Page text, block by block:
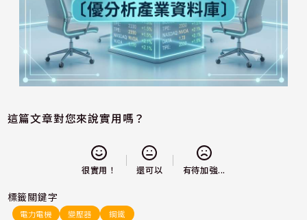
這篇文章對您來說實用嗎？
很實用！ 還可以 有待加強...
標籤關鍵字
電力電機 變壓器 鋼鐵